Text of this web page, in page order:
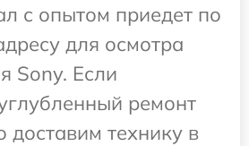
с опытом приедет по
для осмотра
Sony. Если
ремонт
доставим технику в